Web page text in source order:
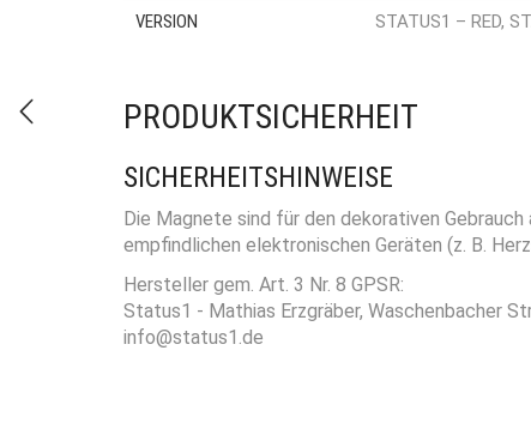
VERSION STATUS1 – RED,
PRODUKTSICHERHEIT
SICHERHEITSHINWEISE
Die Magnete sind für den dekorativen
empfindlichen elektronischen Geräten (z. B.
Hersteller gem. Art. 3 Nr. 8 GPSR:
Status1 - Mathias Erzgräber, Waschenbacher
info@status1.de